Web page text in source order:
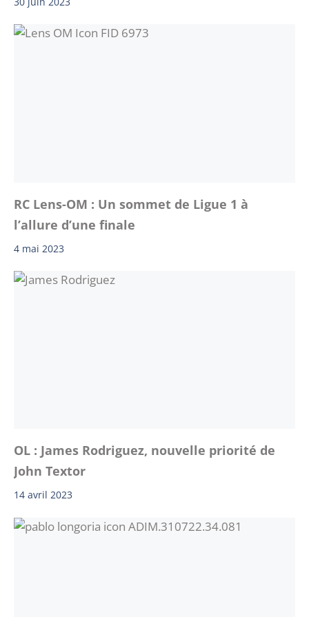
RC Lens-OM : Un sommet de Ligue 1 à
l’allure d’une finale
4 mai 2023
OL : James Rodriguez, nouvelle priorité de
John Textor
14 avril 2023